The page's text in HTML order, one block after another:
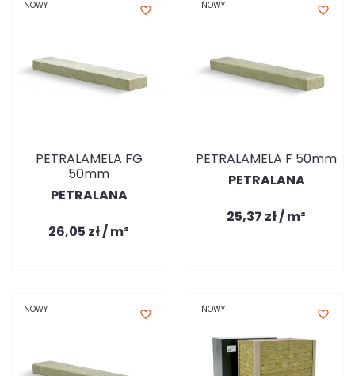
NOWY favorite_border
PETRALAMELA FG
50mm
PETRALANA
26,05 zł / m²
NOWY favorite_border
PETRALAMELA F 50mm
PETRALANA
25,37 zł / m²
NOWY favorite_border NOWY favorite_border